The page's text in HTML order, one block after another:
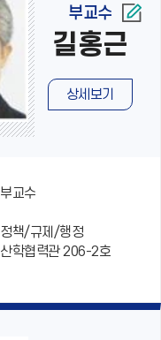
부교수
길홍근
상세보기
부교수
정책/규제/행정
산학협력관 206-2호